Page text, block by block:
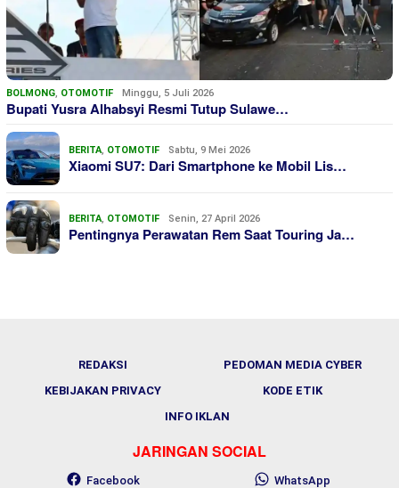
BOLMONG, OTOMOTIF Minggu, 5 Juli 2026
Bupati Yusra Alhabsyi Resmi Tutup Sulawe…
BERITA, OTOMOTIF Sabtu, 9 Mei 2026
Xiaomi SU7: Dari Smartphone ke Mobil Lis…
BERITA, OTOMOTIF Senin, 27 April 2026
Pentingnya Perawatan Rem Saat Touring Ja…
REDAKSI
PEDOMAN MEDIA CYBER
KEBIJAKAN PRIVACY
KODE ETIK
INFO IKLAN
JARINGAN SOCIAL
Facebook WhatsApp